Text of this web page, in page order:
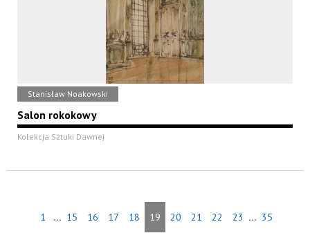
Stanisław Noakowski
Salon rokokowy
Kolekcja Sztuki Dawnej
1 ... 15 16 17 18 19 20 21 22 23 ... 35